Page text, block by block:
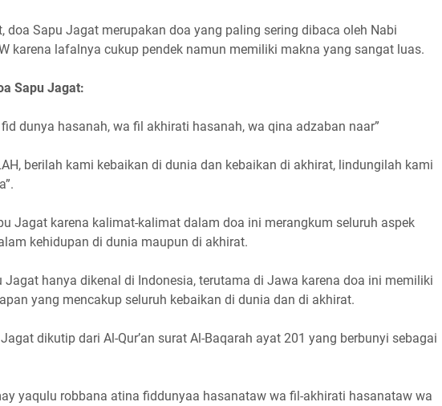
doa Sapu Jagat merupakan doa yang paling sering dibaca oleh Nabi
karena lafalnya cukup pendek namun memiliki makna yang sangat luas.
Sapu Jagat:
dunya hasanah, wa fil akhirati hasanah, wa qina adzaban naar”
berilah kami kebaikan di dunia dan kebaikan di akhirat, lindungilah kami
Jagat karena kalimat-kalimat dalam doa ini merangkum seluruh aspek
kehidupan di dunia maupun di akhirat.
Jagat hanya dikenal di Indonesia, terutama di Jawa karena doa ini memiliki
yang mencakup seluruh kebaikan di dunia dan di akhirat.
dikutip dari Al-Qur’an surat Al-Baqarah ayat 201 yang berbunyi sebagai
yaqulu robbana atina fiddunyaa hasanataw wa fil-akhirati hasanataw wa